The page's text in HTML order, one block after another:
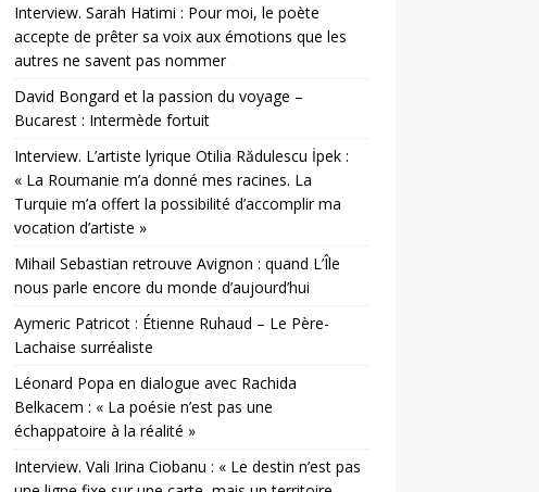
Interview. Sarah Hatimi : Pour moi, le poète
accepte de prêter sa voix aux émotions que les
autres ne savent pas nommer
David Bongard et la passion du voyage –
Bucarest : Intermède fortuit
Interview. L’artiste lyrique Otilia Rădulescu İpek :
« La Roumanie m’a donné mes racines. La
Turquie m’a offert la possibilité d’accomplir ma
vocation d’artiste »
Mihail Sebastian retrouve Avignon : quand L’Île
nous parle encore du monde d’aujourd’hui
Aymeric Patricot : Étienne Ruhaud – Le Père-
Lachaise surréaliste
Léonard Popa en dialogue avec Rachida
Belkacem : « La poésie n’est pas une
échappatoire à la réalité »
Interview. Vali Irina Ciobanu : « Le destin n’est pas